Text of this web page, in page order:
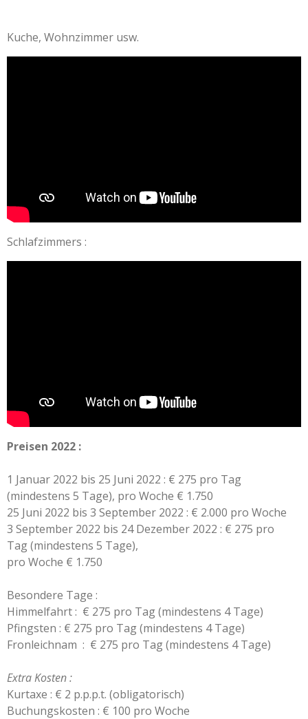
Kuche, Wohnzimmer usw.
Schlafzimmers :
Preisen 2022 :
1 Januar 2022 bis 25 Juni 2022 : € 275 pro Tag
(mindestens 5 Tage), pro Woche € 1.750
25 Juni 2022 bis 3 September 2022 : € 2.000 pro Woche
3 September 2022 bis 24 Dezember 2022 : € 275 pro
Tag (mindestens 5 Tage),
pro Woche € 1.750
Besondere Tage :
Himmelfahrt : € 275 pro Tag (mindestens 4 Tage)
Pfingsten : € 275 pro Tag (mindestens 4 Tage)
Fronleichnam : € 275 pro Tag (mindestens 4 Tage)
Extra Kosten :
Kurtaxe : € 2 p.p.p.t. (obligatorisch)
Buchungskosten : € 100 pro Woche